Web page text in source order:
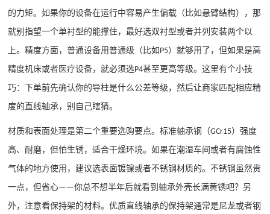
的力矩。如果你的设备在运行中容易产生偏载（比如悬臂结构），那
就别指望一个单衬型的能撑住，最好选双衬型或者并列安装两个以
上。精度方面，普通设备用普通级（比如 P5）就够用了，但如果是高
精度机床或者医疗设备，就必须选P4甚至更高等级。这里有个小技
巧：下单前先确认你的导柱是什么公差等级，然后让商家匹配相应精
度的直线轴承，别自己瞎猜。
材质和表面处理是第二个重要选购要点。标准轴承钢（GCr15）强度
高、耐磨，但怕生锈，适合干燥环境。如果在潮湿车间或者有腐蚀性
气体的地方使用，建议选表面镀镍或者不锈钢材质的。不锈钢虽然贵
一点，但省心——你总不想半年后就看到轴承外壳长满黄锈吧？另
外，注意看保持架的材料。优质直线轴承的保持架通常是尼龙或者钢